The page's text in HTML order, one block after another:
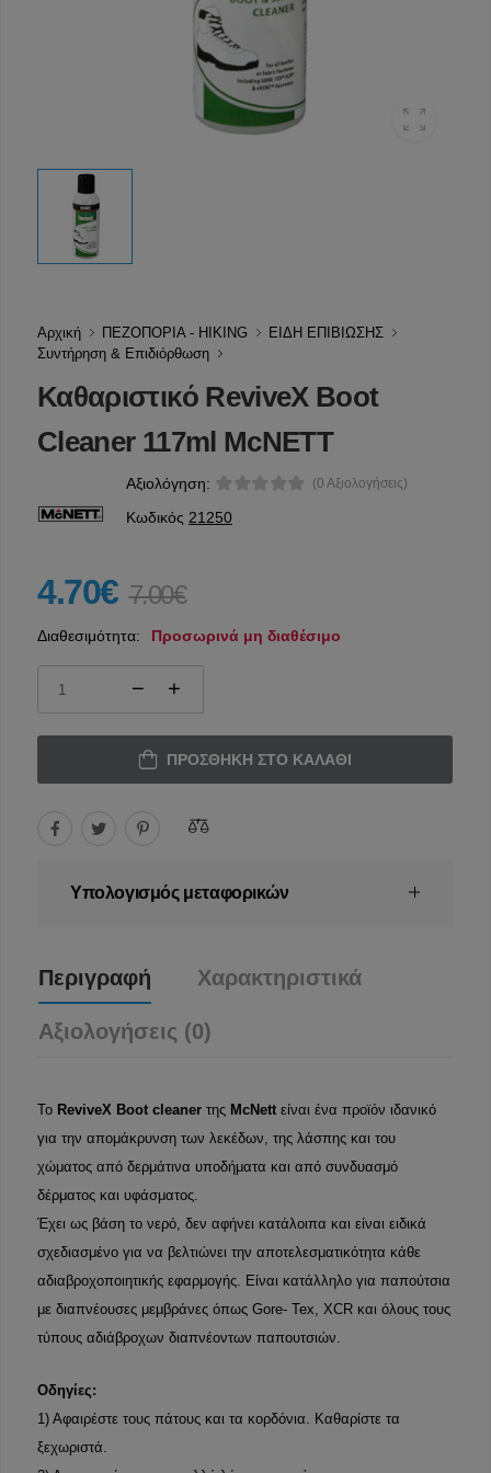
Αρχική ΠΕΖΟΠΟΡΙΑ - HIKING
ΕΙΔΗ ΕΠΙΒΙΩΣΗΣ
Συντήρηση & Επιδιόρθωση
Καθαριστικό ReviveX Boot
Cleaner 117ml McNETT
Αξιολόγηση: (0 Αξιολογήσεις)
Κωδικός 21250
4.70€ 7.00€
Διαθεσιμότητα: Προσωρινά μη διαθέσιμο
ΠΡΟΣΘΉΚΗ ΣΤΟ ΚΑΛΆΘΙ
Υπολογισμός μεταφορικών
Περιγραφή Χαρακτηριστικά
Αξιολογήσεις (0)
Το ReviveX Boot cleaner της McNett είναι ένα προϊόν ιδανικό
για την απομάκρυνση των λεκέδων, της λάσπης και του
χώματος από δερμάτινα υποδήματα και από συνδυασμό
δέρματος και υφάσματος.
Έχει ως βάση το νερό, δεν αφήνει κατάλοιπα και είναι ειδικά
σχεδιασμένο για να βελτιώνει την αποτελεσματικότητα κάθε
αδιαβροχοποιητικής εφαρμογής. Είναι κατάλληλο για παπούτσια
με διαπνέουσες μεμβράνες όπως Gore- Tex, XCR και όλους τους
τύπους αδιάβροχων διαπνέοντων παπουτσιών.
Οδηγίες:
1) Αφαιρέστε τους πάτους και τα κορδόνια. Καθαρίστε τα
ξεχωριστά.